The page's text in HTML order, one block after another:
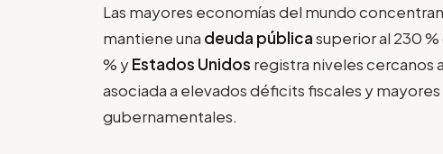
Las mayores economías del mundo
mantiene una deuda públicasuperior al 230 %
% yEstados Unidos registra niveles cercanos
asociada a elevados déficits fiscales y
gubernamentales.